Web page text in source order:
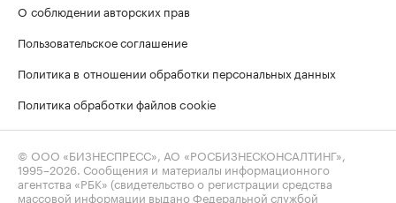
О соблюдении авторских прав
Пользовательское соглашение
Политика в отношении обработки персональных данных
Политика обработки файлов cookie
© ООО «БИЗНЕСПРЕСС», АО «РОСБИЗНЕСКОНСАЛТИНГ»,
1995–2026 . Сообщения и материалы информационного
агентства «РБК» (свидетельство о регистрации средства
массовой информации выдано Федеральной службой